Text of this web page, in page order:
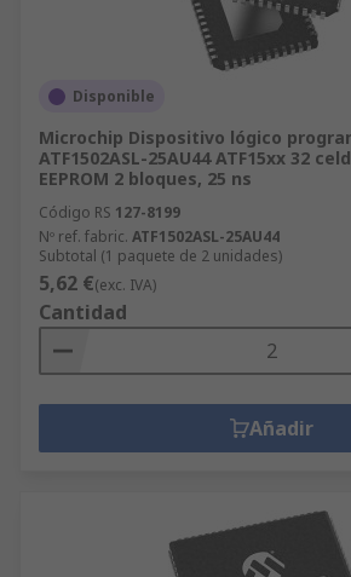
Disponible
Microchip Dispositivo lógico
ATF1502ASL-25AU44 ATF15xx 32
EEPROM 2 bloques, 25 ns
Código RS 127-8199
Nº ref. fabric. ATF1502ASL-25AU44
Subtotal (1 paquete de 2 unidades)
5,62 €(exc. IVA)
Cantidad
Añadir